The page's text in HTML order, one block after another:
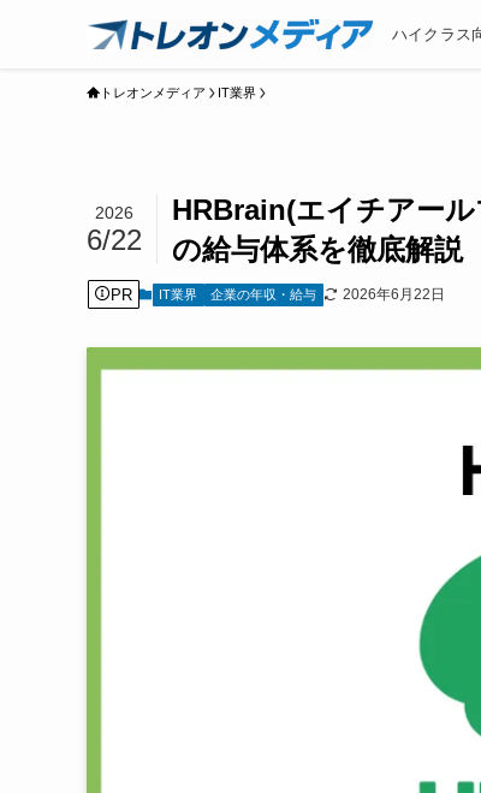
ハイクラス
トレオンメディア IT業界
HRBrain(エイチアール
の給与体系を徹底解説
2026
6/22
PR IT業界 企業の年収・給与 2026年6月22日